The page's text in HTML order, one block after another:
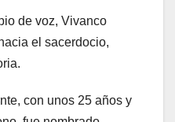
de voz, Vivanco
el sacerdocio,
con unos 25 años y